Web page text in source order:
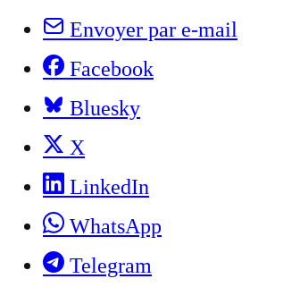
Envoyer par e-mail
Facebook
Bluesky
X
LinkedIn
WhatsApp
Telegram